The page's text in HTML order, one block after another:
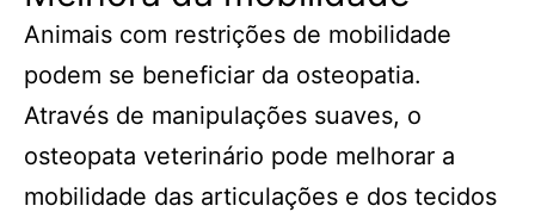
Animais com restrições de mobilidade
podem se beneficiar da osteopatia.
Através de manipulações suaves, o
osteopata veterinário pode melhorar a
mobilidade das articulações e dos tecidos